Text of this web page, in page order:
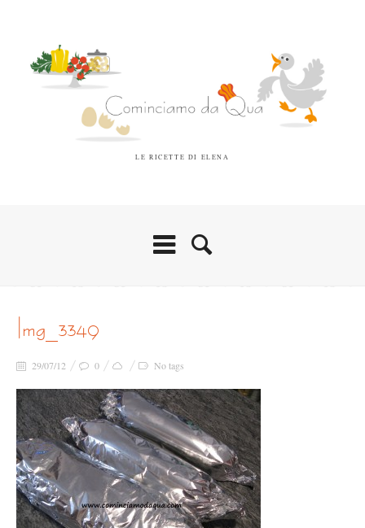
LE RICETTE DI ELENA
img_3349
29/07/12 0 No tags